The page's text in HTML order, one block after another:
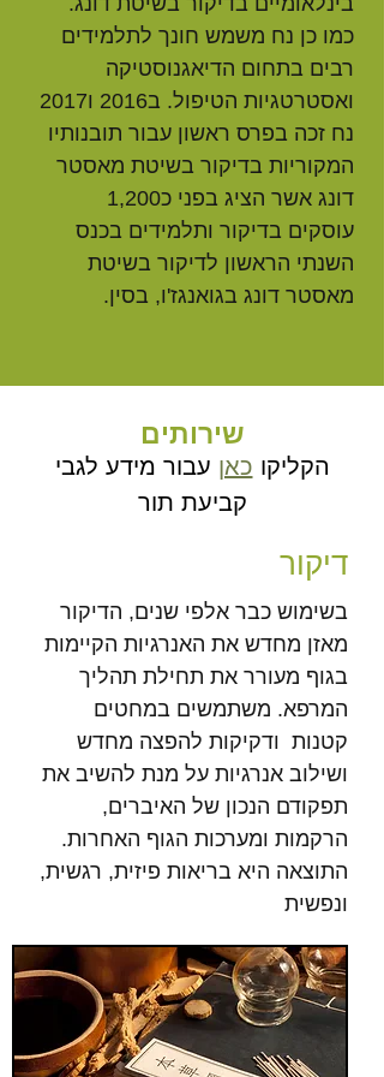
דיקור
בשימוש כבר אלפי שנים, הדיקור
מאזן מחדש את האנרגיות הקיימות
בגוף מעורר את תחילת תהליך
המרפא. משתמשים במחטים
קטנות ודקיקות להפצה מחדש
ושילוב אנרגיות על מנת להשיב את
תפקודם הנכון של האיברים,
הרקמות ומערכות הגוף האחרות.
התוצאה היא בריאות פיזית, רגשית,
ונפשית
שירותים
הקליקו כאן עבור מידע לגבי
קביעת תור
כמו כן נח משמש חונך לתלמידים
רבים בתחום הדיאגנוסטיקה
ואסטרטגיות הטיפול. ב2016 ו2017
נח זכה בפרס ראשון עבור תובנותיו
המקוריות בדיקור בשיטת מאסטר
דונג אשר הציג בפני כ1,200
עוסקים בדיקור ותלמידים בכנס
השנתי הראשון לדיקור בשיטת
.מאסטר דונג בגואנגז'ו, בסין